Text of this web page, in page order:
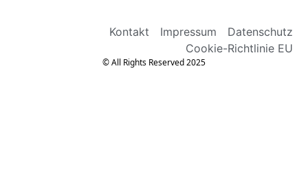
Kontakt Impressum
Datenschutz
Cookie-Richtlinie EU
© All Rights Reserved 2025